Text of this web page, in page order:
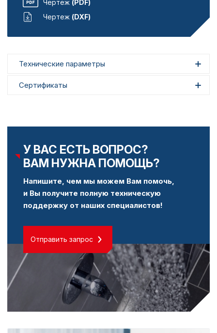
Чертеж (PDF)
Чертеж (DXF)
Технические параметры
Сертификаты
У ВАС ЕСТЬ ВОПРОС?
ВАМ НУЖНА ПОМОЩЬ?
Напишите, чем мы можем Вам помочь,
и Вы получите полную техническую
поддержку от наших специалистов!
Отправить запрос